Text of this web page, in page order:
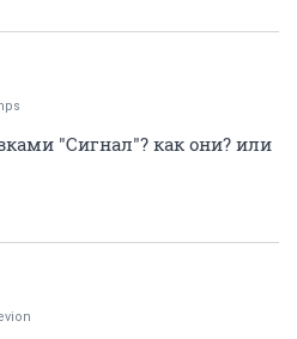
"Сигнал"? как они? или